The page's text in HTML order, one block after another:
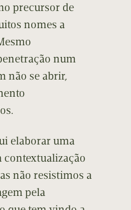
precursor de
nomes a
num
não se abrir,
elaborar uma
contextualização
não resistimos a
pela